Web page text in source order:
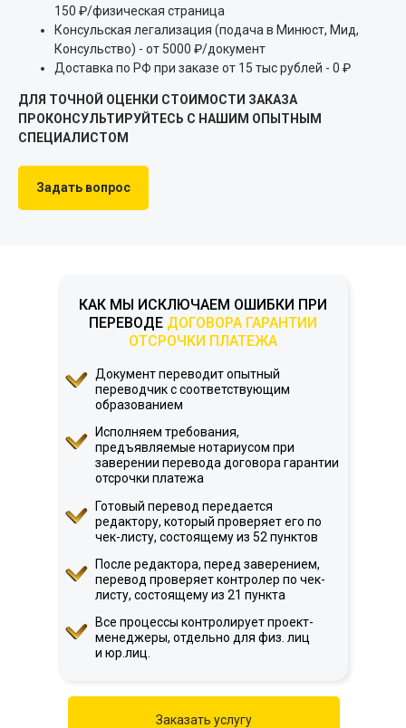
150 ₽/физическая страница
Консульская легализация (подача в Минюст, Мид,
Консульство) - от 5000 ₽/документ
Доставка по РФ при заказе от 15 тыс рублей - 0 ₽
ДЛЯ ТОЧНОЙ ОЦЕНКИ СТОИМОСТИ ЗАКАЗА
ПРОКОНСУЛЬТИРУЙТЕСЬ С НАШИМ ОПЫТНЫМ
СПЕЦИАЛИСТОМ
Задать вопрос
КАК МЫ ИСКЛЮЧАЕМ ОШИБКИ ПРИ
ПЕРЕВОДЕ ДОГОВОРА ГАРАНТИИ
ОТСРОЧКИ ПЛАТЕЖА
Документ переводит опытный
переводчик с соответствующим
образованием
Исполняем требования,
предъявляемые нотариусом при
заверении перевода договора гарантии
отсрочки платежа
Готовый перевод передается
редактору, который проверяет его по
чек-листу, состоящему из 52 пунктов
После редактора, перед заверением,
перевод проверяет контролер по чек-
листу, состоящему из 21 пункта
Все процессы контролирует проект-
менеджеры, отдельно для физ. лиц
и юр.лиц.
Заказать услугу